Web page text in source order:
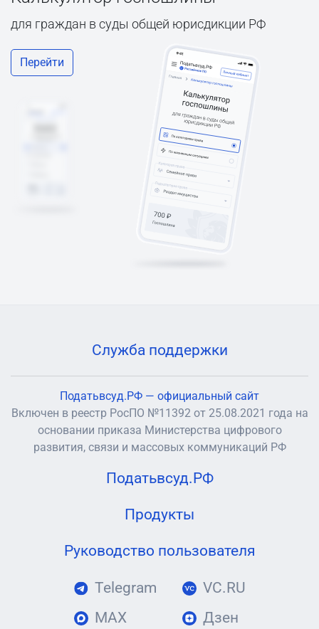
для граждан в суды общей юрисдикции РФ
Перейти
Служба поддержки
Податьвсуд.РФ — официальный сайт
Включен в реестр РосПО №11392 от 25.08.2021 года на
основании приказа Министерства цифрового
развития, связи и массовых коммуникаций РФ
Податьвсуд.РФ
Продукты
Руководство пользователя
Telegram
MAX
VC.RU
Дзен